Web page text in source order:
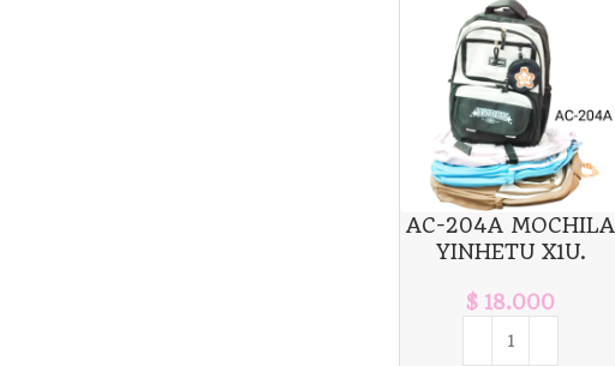
AC-204A MOCHILA
YINHETU X1U.
$ 18.000